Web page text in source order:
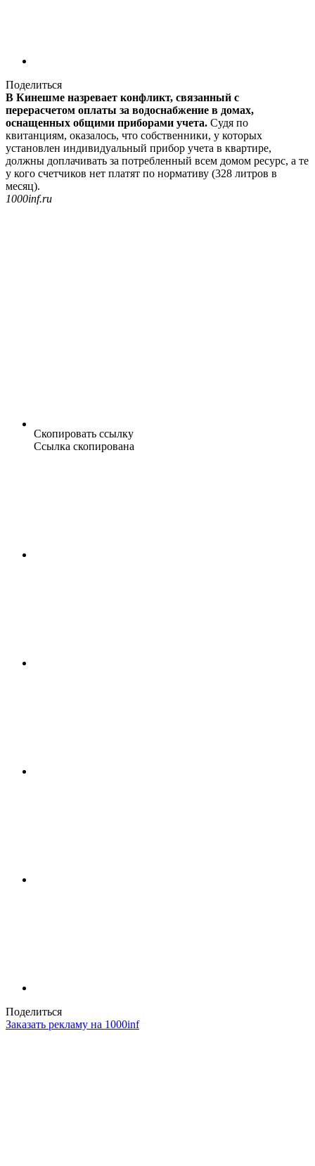
Поделиться
В Кинешме назревает конфликт, связанный с
перерасчетом оплаты за водоснабжение в домах,
оснащенных общими приборами учета. Судя по
квитанциям, оказалось, что собственники, у которых
установлен индивидуальный прибор учета в квартире,
должны доплачивать за потребленный всем домом ресурс, а те
у кого счетчиков нет платят по нормативу (328 литров в
месяц).
1000inf.ru
Скопировать ссылку
Ссылка скопирована
Поделиться
Заказать рекламу на 1000inf